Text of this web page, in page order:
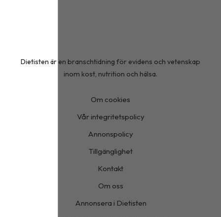
Dietisten är en branschtidning för evidens och vetenskap
inom kost, nutrition och hälsa.
Om cookies
Vår integritetspolicy
Annonspolicy
Tillgänglighet
Kontakt
Om oss
Annonsera i Dietisten